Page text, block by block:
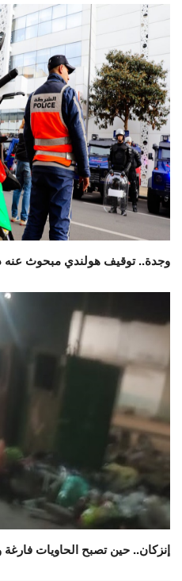
وجدة.. توقيف هولندي مبحوث عنه
إنزكان.. حين تصبح الحاويات